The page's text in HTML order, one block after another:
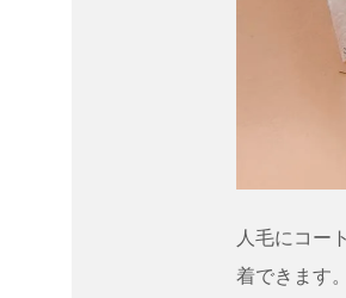
人毛にコー
着できます。